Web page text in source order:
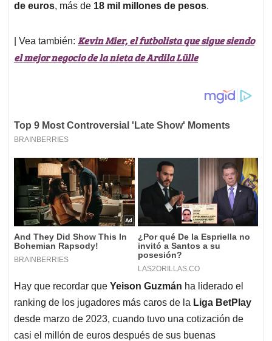
de euros, más de 18 mil millones de pesos.
| Vea también: Kevin Mier, el futbolista que sigue siendo
el mejor negocio de la nieta de Ardila Lülle
Hay que recordar que Yeison Guzmán ha liderado el
ranking de los jugadores más caros de la Liga BetPlay
desde marzo de 2023, cuando tuvo una cotización de
casi el millón de euros después de sus buenas